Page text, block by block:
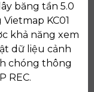
băng tần 5.0
KC01
khả năng xem
dữ liệu cảnh
chóng thông
REC.